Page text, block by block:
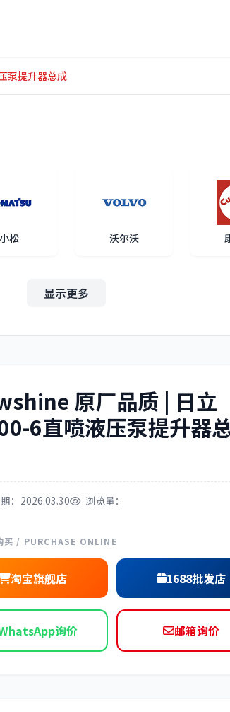
泵提升器总成
小松 沃尔沃
显示更多
原厂品质 | 日立
6直喷液压泵提升器
：2026.03.30 浏览量：
买 / PURCHASE ONLINE
淘宝旗舰店 1688批发店
询价 邮箱询价